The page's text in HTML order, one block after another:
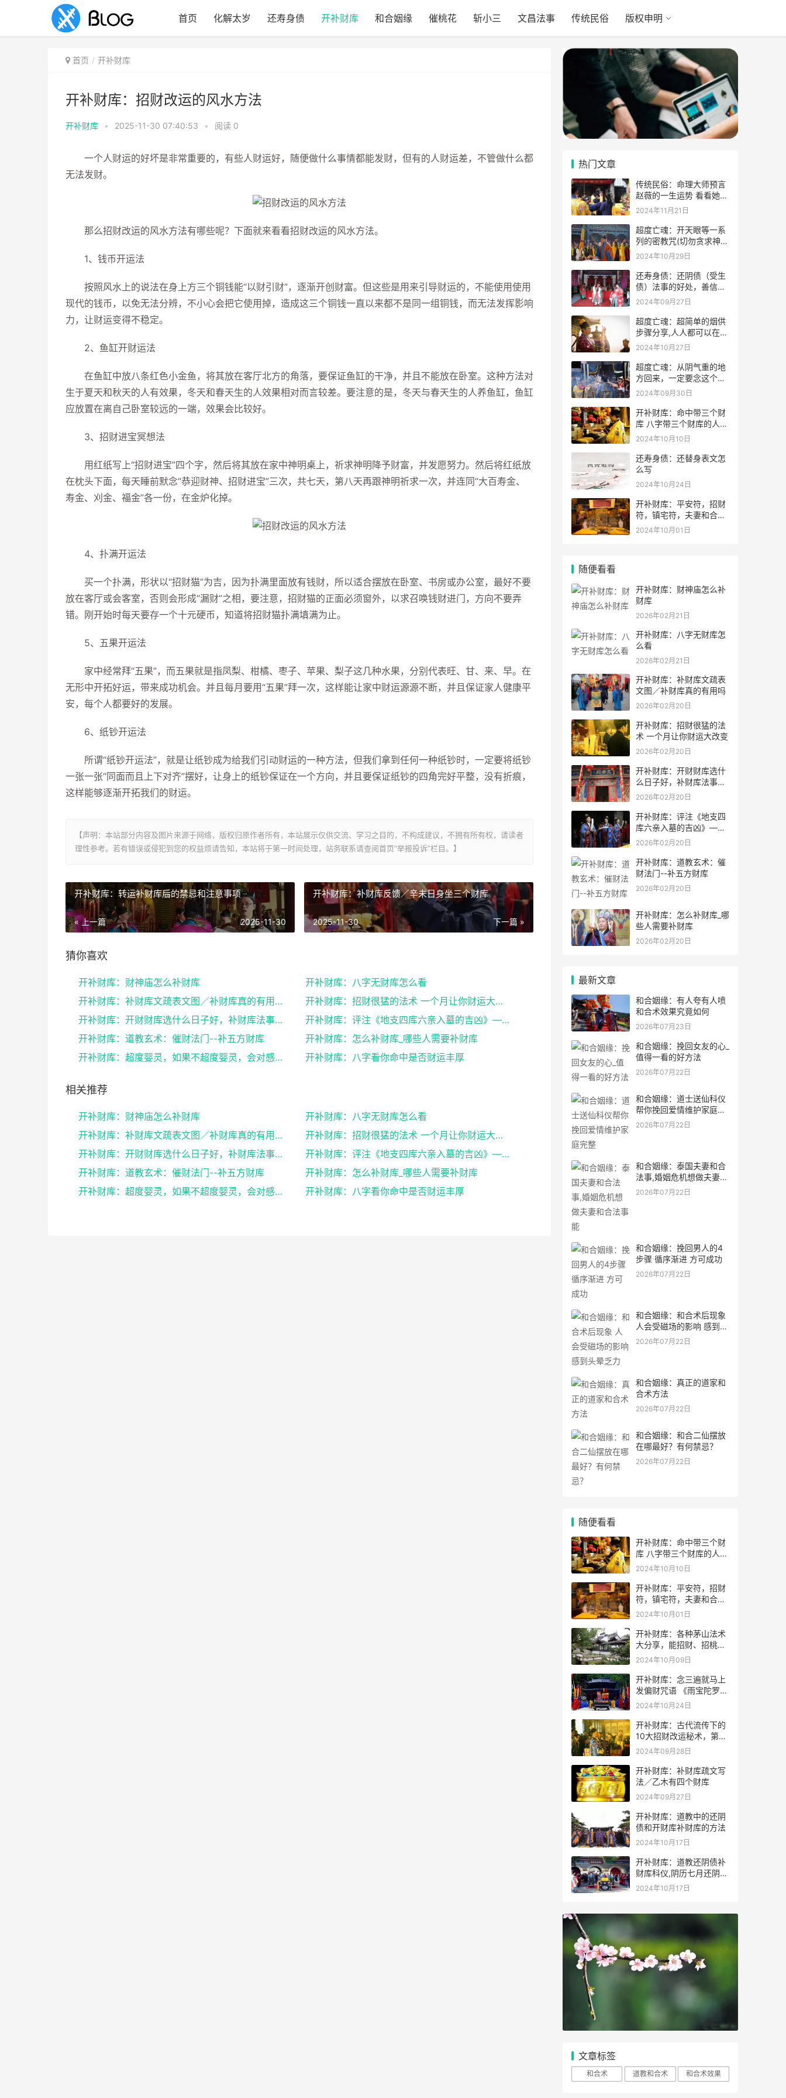
首页 化解太岁 还寿身债 开补财库 和合姻缘 催桃花 斩小三 文昌法事 传统民俗 版权申明
首页 开补财库
开补财库：招财改运的风水方法
开补财库 • 2025-11-30 07:40:53 • 阅读 0
一个人财运的好坏是非常重要的，有些人财运好，随便做什么事情都能发财，但有的人财运差，不管做什么都
无法发财。
那么招财改运的风水方法有哪些呢？下面就来看看招财改运的风水方法。
1、钱币开运法
按照风水上的说法在身上方三个铜钱能“以财引财”，逐渐开创财富。但这些是用来引导财运的，不能使用使用
现代的钱币，以免无法分辨，不小心会把它使用掉，造成这三个铜钱一直以来都不是同一组铜钱，而无法发挥影响
力，让财运变得不稳定。
2、鱼缸开财运法
在鱼缸中放八条红色小金鱼，将其放在客厅北方的角落，要保证鱼缸的干净，并且不能放在卧室。这种方法对
生于夏天和秋天的人有效果，冬天和春天生的人效果相对而言较差。要注意的是，冬天与春天生的人养鱼缸，鱼缸
应放置在离自己卧室较远的一端，效果会比较好。
3、招财进宝冥想法
用红纸写上“招财进宝”四个字，然后将其放在家中神明桌上，祈求神明降予财富，并发愿努力。然后将红纸放
在枕头下面，每天睡前默念“恭迎财神、招财进宝”三次，共七天，第八天再跟神明祈求一次，并连同“大百寿金、
寿金、刈金、福金”各一份，在金炉化掉。
4、扑满开运法
买一个扑满，形状以“招财猫”为吉，因为扑满里面放有钱财，所以适合摆放在卧室、书房或办公室，最好不要
放在客厅或会客室，否则会形成“漏财”之相，要注意，招财猫的正面必须窗外，以求召唤钱财进门，方向不要弄
错。刚开始时每天要存一个十元硬币，知道将招财猫扑满填满为止。
5、五果开运法
家中经常拜“五果”，而五果就是指凤梨、柑橘、枣子、苹果、梨子这几种水果，分别代表旺、甘、来、早。在
无形中开拓好运，带来成功机会。并且每月要用“五果”拜一次，这样能让家中财运源源不断，并且保证家人健康平
安，每个人都要好的发展。
6、纸钞开运法
所谓“纸钞开运法”，就是让纸钞成为给我们引动财运的一种方法，但我们拿到任何一种纸钞时，一定要将纸钞
一张一张“同面而且上下对齐”摆好，让身上的纸钞保证在一个方向，并且要保证纸钞的四角完好平整，没有折痕，
这样能够逐渐开拓我们的财运。
【声明：本站部分内容及图片来源于网络，版权归原作者所有，本站展示仅供交流、学习之目的，不构成建议，不拥有所有权，请读者
理性参考。若有错误或侵犯到您的权益烦请告知，本站将于第一时间处理，站务联系请查阅首页“举报投诉”栏目。】
开补财库：转运补财库后的禁忌和注意事项
« 上一篇 2025-11-30
开补财库：补财库反馈／辛未日身坐三个财库
下一篇 »
2025-11-30
猜你喜欢
开补财库：财神庙怎么补财库
开补财库：八字无财库怎么看
开补财库：补财库文疏表文图／补财库真的有用吗
开补财库：招财很猛的法术 一个月让你财运大改变
开补财库：开财财库选什么日子好，补财库法事可以经常...
开补财库：评注《地支四库六亲入墓的吉凶》——谈八字...
开补财库：道教玄术：催财法门--补五方财库
开补财库：怎么补财库_哪些人需要补财库
开补财库：超度婴灵，如果不超度婴灵，会对感情，事业...
开补财库：八字看你命中是否财运丰厚
相关推荐
开补财库：财神庙怎么补财库
开补财库：八字无财库怎么看
开补财库：补财库文疏表文图／补财库真的有用吗
开补财库：招财很猛的法术 一个月让你财运大改变
开补财库：开财财库选什么日子好，补财库法事可以经常...
开补财库：评注《地支四库六亲入墓的吉凶》——谈八字...
开补财库：道教玄术：催财法门--补五方财库
开补财库：怎么补财库_哪些人需要补财库
开补财库：超度婴灵，如果不超度婴灵，会对感情，事业...
开补财库：八字看你命中是否财运丰厚
热门文章
传统民俗：命理大师预言
赵薇的一生运势 看看她的
表示
2024年11月21日
超度亡魂：开天眼等一系
列的密教咒(切勿贪求神
通)
2024年10月29日
还寿身债：还阴债（受生
债）法事的好处，善信必
看！
2024年09月27日
超度亡魂：超简单的烟供
步骤分享,人人都可以在家
做烟供
2024年10月27日
超度亡魂：从阴气重的地
方回来，一定要念这个
咒！
2024年09月30日
开补财库：命中带三个财
库 八字带三个财库的人是
不是很有钱？
2024年10月10日
还寿身债：还替身表文怎
么写
2024年10月24日
开补财库：平安符，招财
符，镇宅符，夫妻和合符.
灵符符咒.
2024年10月01日
随便看看
开补财库：财神庙怎么补
财库
2026年02月21日
开补财库：八字无财库怎
么看
2026年02月21日
开补财库：补财库文疏表
文图／补财库真的有用吗
2026年02月20日
开补财库：招财很猛的法
术 一个月让你财运大改变
2026年02月20日
开补财库：开财财库选什
么日子好，补财库法事可
以经常做吗？
2026年02月20日
开补财库：评注《地支四
库六亲入墓的吉凶》——
谈八字中的“财库”
2026年02月20日
开补财库：道教玄术：催
财法门--补五方财库
2026年02月20日
开补财库：怎么补财库_哪
些人需要补财库
2026年02月20日
最新文章
和合姻缘：有人夸有人喷
和合术效果究竟如何
2026年07月23日
和合姻缘：挽回女友的心_
值得一看的好方法
2026年07月22日
和合姻缘：道士送仙科仪
帮你挽回爱情维护家庭完
整
2026年07月22日
和合姻缘：泰国夫妻和合
法事,婚姻危机想做夫妻和
合法事能
2026年07月22日
和合姻缘：挽回男人的4
步骤 循序渐进 方可成功
2026年07月22日
和合姻缘：和合术后现象
人会受磁场的影响 感到头
晕乏力
2026年07月22日
和合姻缘：真正的道家和
合术方法
2026年07月22日
和合姻缘：和合二仙摆放
在哪最好？有何禁忌？
2026年07月22日
随便看看
开补财库：命中带三个财
库 八字带三个财库的人是
不是很有钱？
2024年10月10日
开补财库：平安符，招财
符，镇宅符，夫妻和合符.
灵符符咒.
2024年10月01日
开补财库：各种茅山法术
大分享，能招财、招桃
花、驱邪保
2024年10月09日
开补财库：念三遍就马上
发偏财咒语 《雨宝陀罗尼
咒》全文
2024年10月24日
开补财库：古代流传下的
10大招财改运秘术，第一
个竟然那么简单！
2024年09月28日
开补财库：补财库疏文写
法／乙木有四个财库
2024年09月27日
开补财库：道教中的还阴
债和开财库补财库的方法
2024年10月17日
开补财库：道教还阴债补
财库科仪,阴历七月还阴债
烧金元宝
2024年10月17日
文章标签
和合术 道教和合术 和合术效果